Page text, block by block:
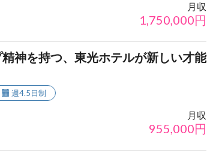
月収
1,750,000円
神を持つ、東光ホテルが新しい才能
週4.5日制
月収
955,000円